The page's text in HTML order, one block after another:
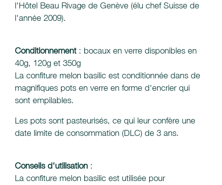
l'Hôtel Beau Rivage de Genève (élu chef Suisse de
l'année 2009).
Conditionnement: bocaux en verre disponibles en
40g, 120g et 350g
La confiture melon basilic est conditionnée dans de
magnifiques pots en verre en forme d'encrier qui
sont empilables.
Les pots sont pasteurisés, ce qui leur confère une
date limite de consommation (DLC) de 3 ans.
Conseils d'utilisation :
La confiture melon basilic est utilisée pour